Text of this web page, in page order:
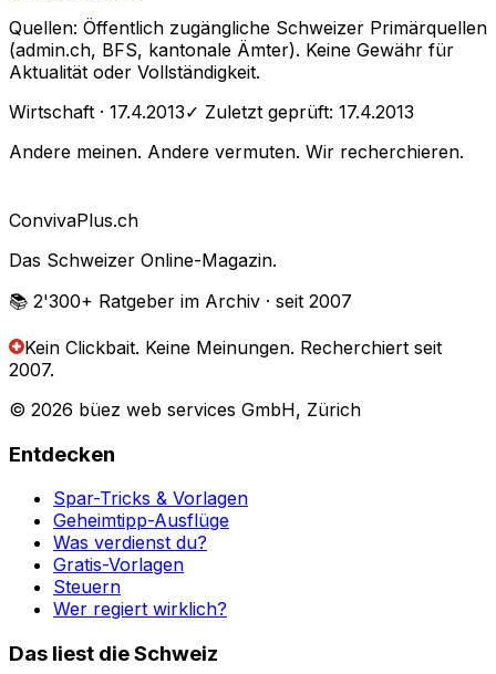
Quellen: Öffentlich zugängliche Schweizer Primärquellen
(admin.ch, BFS, kantonale Ämter). Keine Gewähr für
Aktualität oder Vollständigkeit.
Wirtschaft · 17.4.2013✓ Zuletzt geprüft: 17.4.2013
Andere meinen. Andere vermuten. Wir recherchieren.
ConvivaPlus.ch
Das Schweizer Online-Magazin.
📚 2'300+ Ratgeber im Archiv · seit 2007
Kein Clickbait. Keine Meinungen. Recherchiert seit
2007.
© 2026 büez web services GmbH, Zürich
Entdecken
Spar-Tricks & Vorlagen
Geheimtipp-Ausflüge
Was verdienst du?
Gratis-Vorlagen
Steuern
Wer regiert wirklich?
Das liest die Schweiz